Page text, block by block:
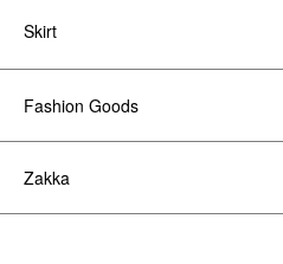
Skirt
Fashion Goods
Zakka